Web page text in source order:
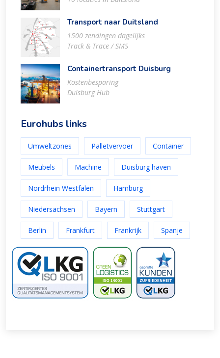
Transport naar Duitsland
1500 zendingen dagelijks
Track & Trace / SMS
Containertransport Duisburg
Kostenbesparing
Duisburg Hub
Eurohubs links
Umweltzones Palletvervoer Container
Meubels Machine Duisburg haven
Nordrhein Westfalen Hamburg
Niedersachsen Bayern Stuttgart
Berlin Frankfurt Frankrijk Spanje